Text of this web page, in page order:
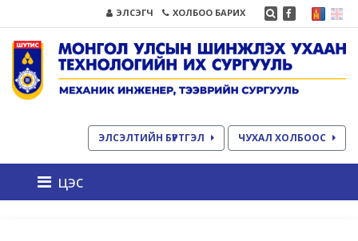
ЭЛСЭГЧ ХОЛБОО БАРИХ
ЭЛСЭЛТИЙН БҮРТГЭЛ ЧУХАЛ ХОЛБООС
цэс